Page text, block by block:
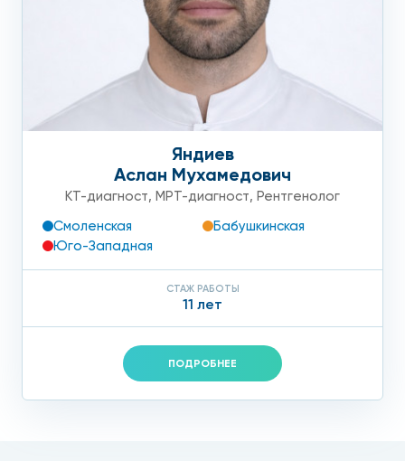
Яндиев
Аслан Мухамедович
КТ-диагност, МРТ-диагност, Рентгенолог
Смоленская
Бабушкинская
Юго-Западная
СТАЖ РАБОТЫ
11 лет
ПОДРОБНЕЕ